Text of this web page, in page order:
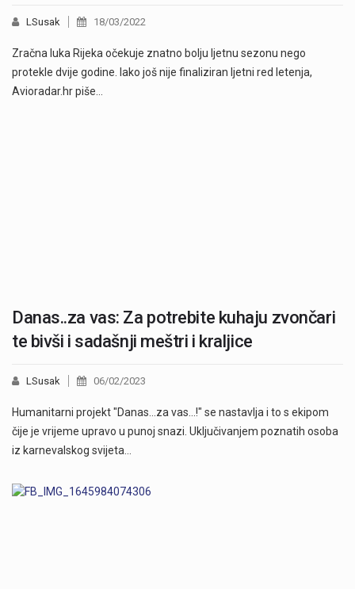
LSusak 18/03/2022
Zračna luka Rijeka očekuje znatno bolju ljetnu sezonu nego
protekle dvije godine. Iako još nije finaliziran ljetni red letenja,
Avioradar.hr piše…
Danas..za vas: Za potrebite kuhaju zvončari
te bivši i sadašnji meštri i kraljice
LSusak 06/02/2023
Humanitarni projekt "Danas...za vas...!" se nastavlja i to s ekipom
čije je vrijeme upravo u punoj snazi. Uključivanjem poznatih osoba
iz karnevalskog svijeta…